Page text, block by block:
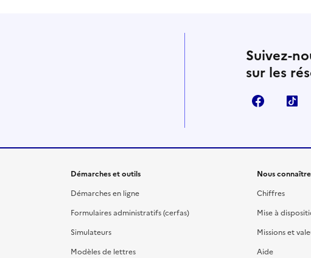
Suivez-
sur les
Facebook
Démarches et outils
Démarches en ligne
Formulaires administratifs (cerfas)
Simulateurs
Modèles de lettres
Nous connaître
Chiffres
Mise à
Missions et
Aide